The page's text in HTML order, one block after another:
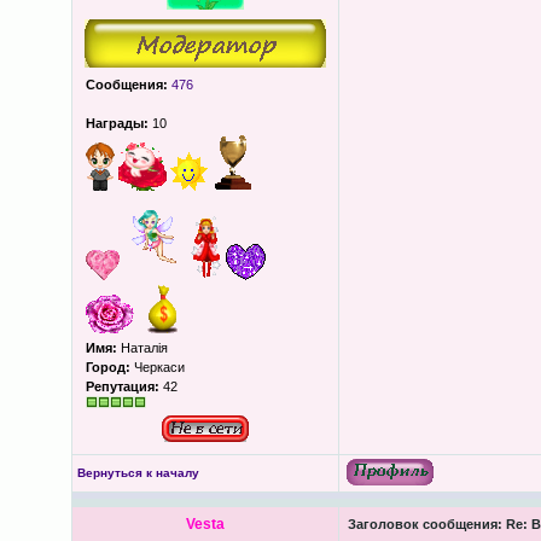
Сообщения: 476
Награды: 10
Имя: Наталія
Город: Черкаси
Репутация: 42
Вернуться к началу
Vesta Заголовок сообщения: Re: